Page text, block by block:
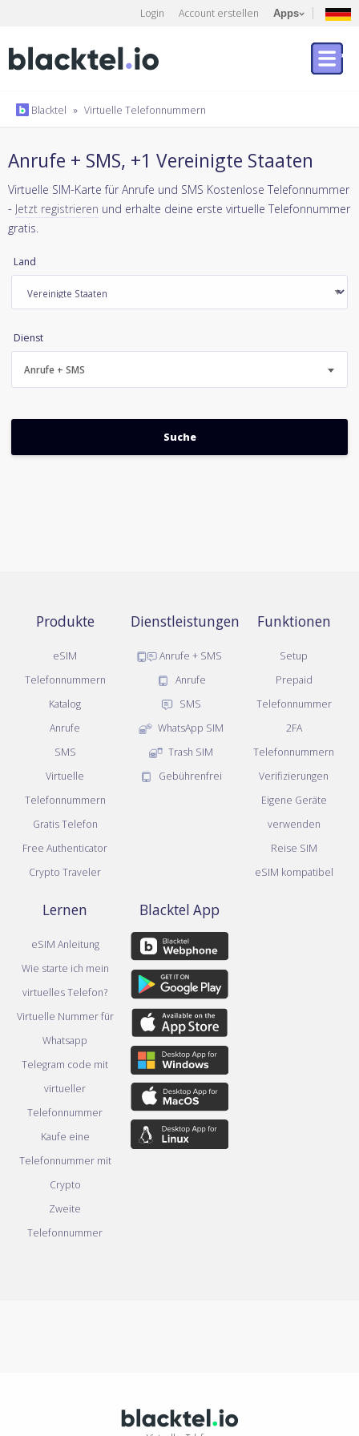
Login Account erstellen Apps
Blacktel » Virtuelle Telefonnummern
Anrufe + SMS, +1 Vereinigte Staaten
Virtuelle SIM-Karte für Anrufe und SMS Kostenlose Telefonnummer
- Jetzt registrieren und erhalte deine erste virtuelle Telefonnummer
gratis.
Land
Dienst
Anrufe + SMS
Produkte
eSIM
Telefonnummern
Katalog
Anrufe
SMS
Virtuelle
Telefonnummern
Gratis Telefon
Free Authenticator
Crypto Traveler
Dienstleistungen
Anrufe + SMS
Anrufe
SMS
WhatsApp SIM
Trash SIM
Gebührenfrei
Funktionen
Setup
Prepaid
Telefonnummer
2FA
Telefonnummern
Verifizierungen
Eigene Geräte
verwenden
Reise SIM
eSIM kompatibel
Lernen
eSIM Anleitung
Wie starte ich mein
virtuelles Telefon?
Virtuelle Nummer für
Whatsapp
Telegram code mit
virtueller
Telefonnummer
Kaufe eine
Telefonnummer mit
Crypto
Zweite
Telefonnummer
Blacktel App